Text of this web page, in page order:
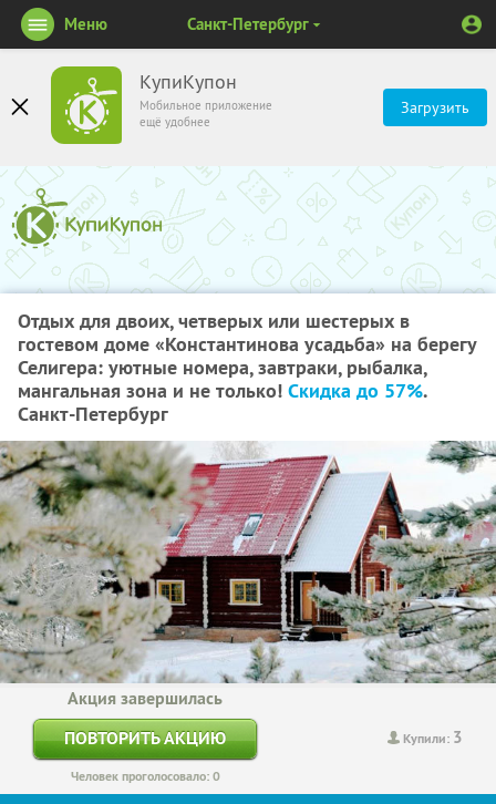
КупиКупон
Мобильное приложение
ещё удобнее
Загрузить
Меню Санкт-Петербург
Отдых для двоих, четверых или шестерых в
гостевом доме «Константинова усадьба» на берегу
Селигера: уютные номера, завтраки, рыбалка,
мангальная зона и не только! Скидка до 57%.
Санкт-Петербург
Купили: 3
Акция завершилась
ПОВТОРИТЬ АКЦИЮ
Человек проголосовало: 0